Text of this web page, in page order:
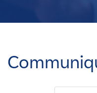
Carrières